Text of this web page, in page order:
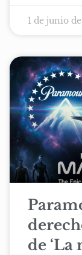
1 de junio
de ‘La